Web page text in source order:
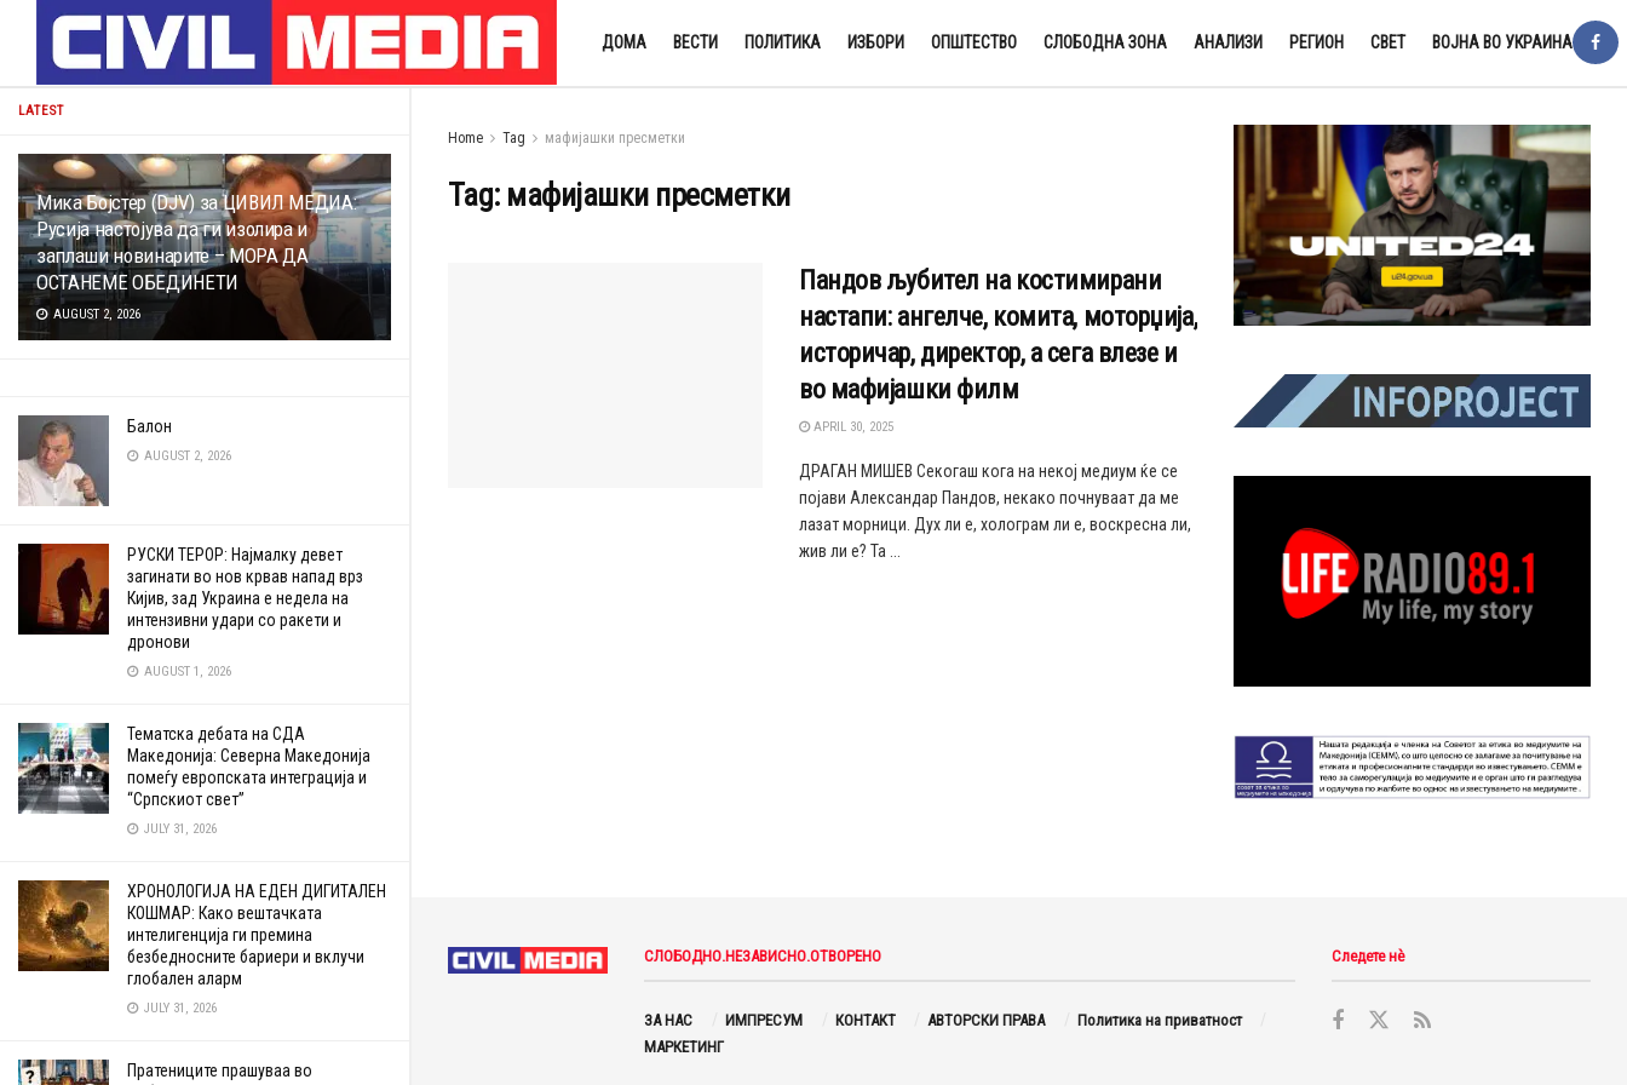
LATEST
Мика Бојстер (DJV) за ЦИВИЛ МЕДИА:
Русија настојува да ги изолира и
заплаши новинарите – МОРА ДА
ОСТАНЕМЕ ОБЕДИНЕТИ
AUGUST 2, 2026
Балон
AUGUST 2, 2026
РУСКИ ТЕРОР: Најмалку девет
загинати во нов крвав напад врз
Кијив, зад Украина е недела на
интензивни удари со ракети и
дронови
AUGUST 1, 2026
Тематска дебата на СДА
Македонија: Северна Македонија
помеѓу европската интеграција и
“Српскиот свет”
JULY 31, 2026
ХРОНОЛОГИЈА НА ЕДЕН ДИГИТАЛЕН
КОШМАР: Како вештачката
интелигенција ги премина
безбедносните бариери и вклучи
глобален аларм
JULY 31, 2026
Пратениците прашуваа во
ДОМА ВЕСТИ ПОЛИТИКА ИЗБОРИ ОПШТЕСТВО СЛОБОДНА ЗОНА АНАЛИЗИ РЕГИОН СВЕТ ВОЈНА ВО УКРАИНА
Home Tag мафијашки пресметки
Tag: мафијашки пресметки
Пандов љубител на костимирани
настапи: ангелче, комита, моторџија,
историчар, директор, а сега влезе и
во мафијашки филм
APRIL 30, 2025
ДРАГАН МИШЕВ Секогаш кога на некој медиум ќе се
појави Александар Пандов, некако почнуваат да ме
лазат морници. Дух ли е, холограм ли е, воскресна ли,
жив ли е? Та ...
СЛОБОДНО.НЕЗАВИСНО.ОТВОРЕНО
ЗА НАС ИМПРЕСУМ КОНТАКТ АВТОРСКИ ПРАВА
Политика на приватност
МАРКЕТИНГ
Следете нè